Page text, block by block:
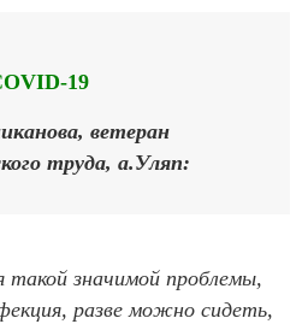
-19
ветеран
труда, а.Уляп:
такой значимой проблемы,
разве можно сидеть,